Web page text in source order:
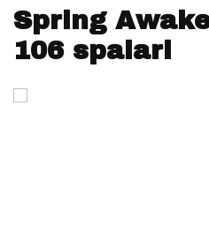
Spring
106 spalari